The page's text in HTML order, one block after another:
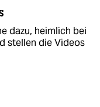
dazu, heimlich bei
stellen die Videos